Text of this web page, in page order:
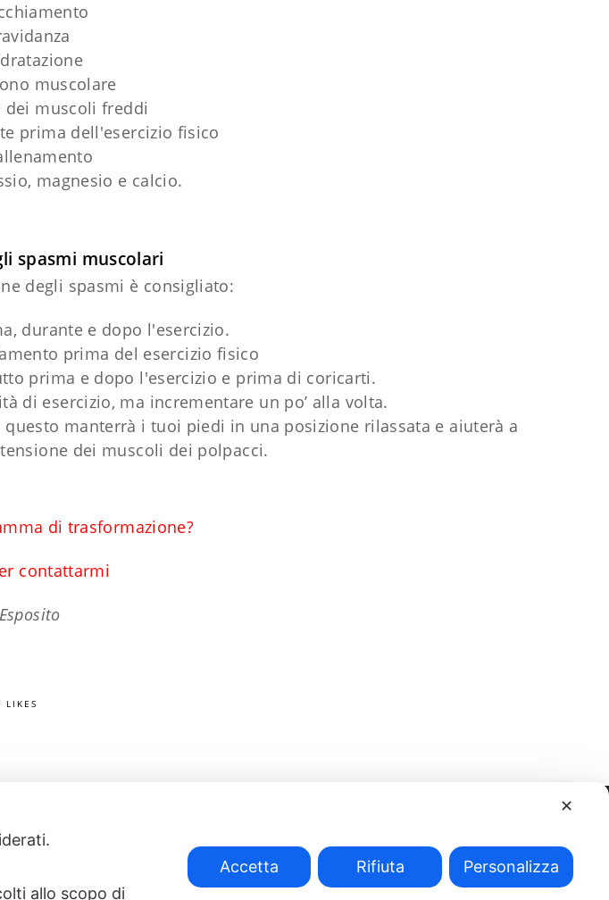
muscolare
dei muscoli freddi
prima dell'esercizio fisico
magnesio e calcio.
spasmi muscolari
degli spasmi è consigliato:
durante e dopo l'esercizio.
prima del esercizio fisico
prima e dopo l'esercizio e prima di coricarti.
di esercizio, ma incrementare un po’ alla volta.
manterrà i tuoi piedi in una posizione rilassata e aiuterà a
dei muscoli dei polpacci.
di trasformazione?
contattarmi
LIKES
✕
allo scopo di
Accetta Rifiuta Personalizza